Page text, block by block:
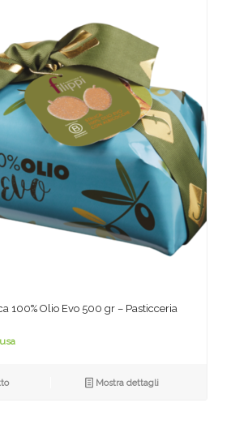
100% Olio Evo 500 gr – Pasticceria
Mostra dettagli